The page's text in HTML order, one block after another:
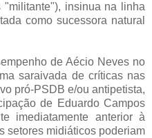
"militante"), insinua na linha
como sucessora natural
de Aécio Neves no
saraivada de críticas nas
pró-PSDB e/ou antipetista,
de Eduardo Campos
imediatamente anterior à
setores midiáticos poderiam